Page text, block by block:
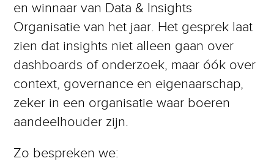
en winnaar van Data & Insights
Organisatie van het jaar. Het gesprek laat
zien dat insights niet alleen gaan over
dashboards of onderzoek, maar óók over
context, governance en eigenaarschap,
zeker in een organisatie waar boeren
aandeelhouder zijn.
Zo bespreken we: